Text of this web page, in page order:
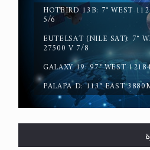
HOTBIRD 13B: 7° WEST
5/6
EUTELSAT (NILE SAT): 7°
27500 V 7/8
GALAXY 19: 97° WEST
PALAPA D: 113° EAST